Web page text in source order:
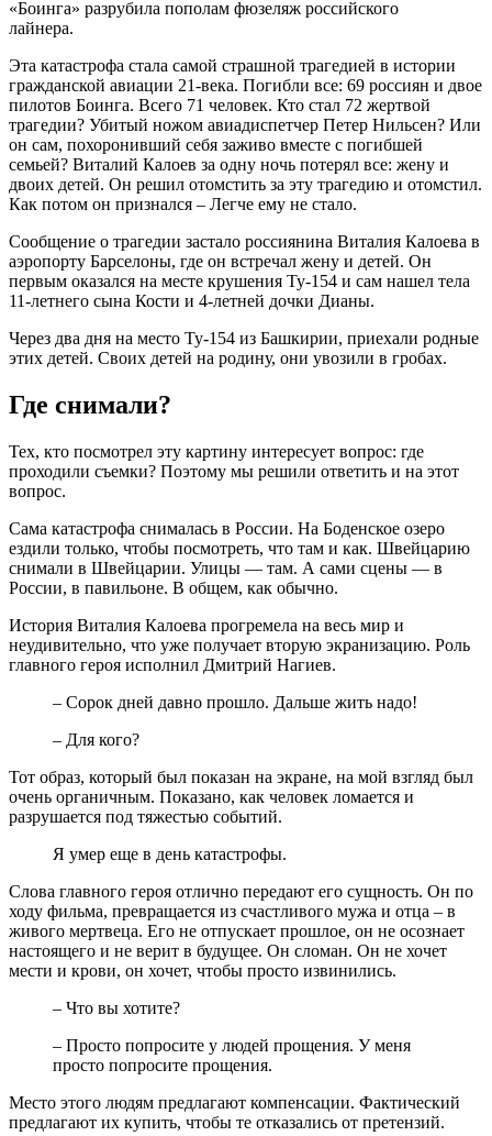
«Боинга» разрубила пополам фюзеляж российского
лайнера.
Эта катастрофа стала самой страшной трагедией в истории
гражданской авиации 21-века. Погибли все: 69 россиян и двое
пилотов Боинга. Всего 71 человек. Кто стал 72 жертвой
трагедии? Убитый ножом авиадиспетчер Петер Нильсен? Или
он сам, похоронивший себя заживо вместе с погибшей
семьей? Виталий Калоев за одну ночь потерял все: жену и
двоих детей. Он решил отомстить за эту трагедию и отомстил.
Как потом он признался – Легче ему не стало.
Сообщение о трагедии застало россиянина Виталия Калоева в
аэропорту Барселоны, где он встречал жену и детей. Он
первым оказался на месте крушения Ту-154 и сам нашел тела
11-летнего сына Кости и 4-летней дочки Дианы.
Через два дня на место Ту-154 из Башкирии, приехали родные
этих детей. Своих детей на родину, они увозили в гробах.
Где снимали?
Тех, кто посмотрел эту картину интересует вопрос: где
проходили съемки? Поэтому мы решили ответить и на этот
вопрос.
Сама катастрофа снималась в России. На Боденское озеро
ездили только, чтобы посмотреть, что там и как. Швейцарию
снимали в Швейцарии. Улицы — там. А сами сцены — в
России, в павильоне. В общем, как обычно.
История Виталия Калоева прогремела на весь мир и
неудивительно, что уже получает вторую экранизацию. Роль
главного героя исполнил Дмитрий Нагиев.
– Сорок дней давно прошло. Дальше жить надо!
– Для кого?
Тот образ, который был показан на экране, на мой взгляд был
очень органичным. Показано, как человек ломается и
разрушается под тяжестью событий.
Я умер еще в день катастрофы.
Слова главного героя отлично передают его сущность. Он по
ходу фильма, превращается из счастливого мужа и отца – в
живого мертвеца. Его не отпускает прошлое, он не осознает
настоящего и не верит в будущее. Он сломан. Он не хочет
мести и крови, он хочет, чтобы просто извинились.
– Что вы хотите?
– Просто попросите у людей прощения. У меня
просто попросите прощения.
Место этого людям предлагают компенсации. Фактический
предлагают их купить, чтобы те отказались от претензий.